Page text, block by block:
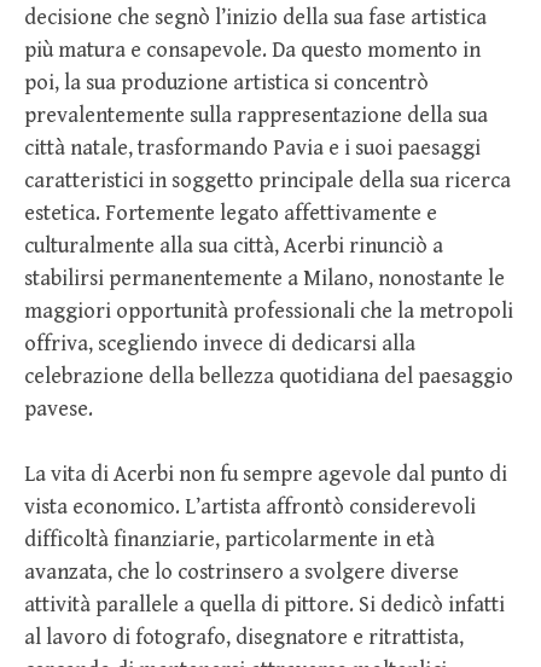
decisione che segnò l’inizio della sua fase artistica
più matura e consapevole. Da questo momento in
poi, la sua produzione artistica si concentrò
prevalentemente sulla rappresentazione della sua
città natale, trasformando Pavia e i suoi paesaggi
caratteristici in soggetto principale della sua ricerca
estetica. Fortemente legato affettivamente e
culturalmente alla sua città, Acerbi rinunciò a
stabilirsi permanentemente a Milano, nonostante le
maggiori opportunità professionali che la metropoli
offriva, scegliendo invece di dedicarsi alla
celebrazione della bellezza quotidiana del paesaggio
pavese.
La vita di Acerbi non fu sempre agevole dal punto di
vista economico. L’artista affrontò considerevoli
difficoltà finanziarie, particolarmente in età
avanzata, che lo costrinsero a svolgere diverse
attività parallele a quella di pittore. Si dedicò infatti
al lavoro di fotografo, disegnatore e ritrattista,